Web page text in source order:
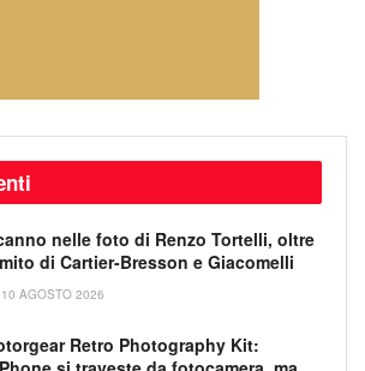
nelle foto di Renzo Tortelli, oltre
di Cartier-Bresson e Giacomelli
10 AGOSTO 2026
Retro Photography Kit: